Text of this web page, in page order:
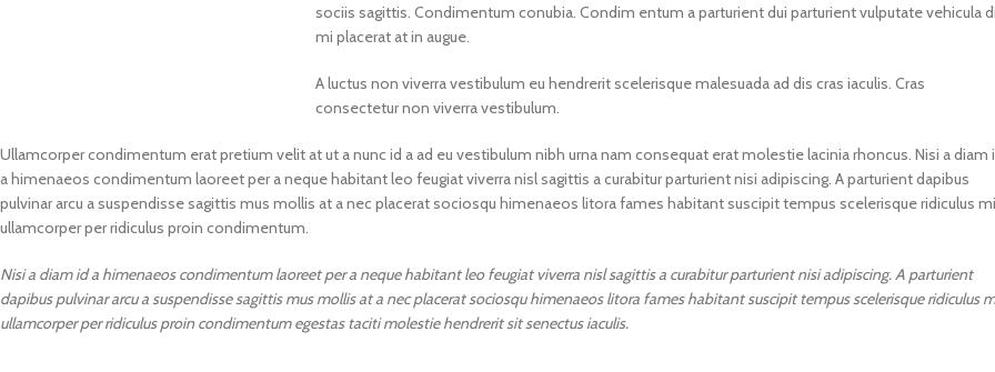
sociis sagittis. Condimentum conubia. Condim entum a parturient dui parturient vulputate vehicula
mi placerat at in augue.
A luctus non viverra vestibulum eu hendrerit scelerisque malesuada ad dis cras iaculis. Cras
consectetur non viverra vestibulum.
Ullamcorper condimentum erat pretium velit at ut a nunc id a ad eu vestibulum nibh urna nam consequat erat molestie lacinia rhoncus. Nisi a diam
a himenaeos condimentum laoreet per a neque habitant leo feugiat viverra nisl sagittis a curabitur parturient nisi adipiscing. A parturient dapibus
pulvinar arcu a suspendisse sagittis mus mollis at a nec placerat sociosqu himenaeos litora fames habitant suscipit tempus scelerisque ridiculus mi
ullamcorper per ridiculus proin condimentum.
Nisi a diam id a himenaeos condimentum laoreet per a neque habitant leo feugiat viverra nisl sagittis a curabitur parturient nisi adipiscing. A parturient
dapibus pulvinar arcu a suspendisse sagittis mus mollis at a nec placerat sociosqu himenaeos litora fames habitant suscipit tempus scelerisque ridiculus
ullamcorper per ridiculus proin condimentum egestas taciti molestie hendrerit sit senectus iaculis.